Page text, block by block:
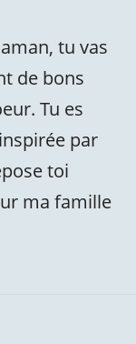
tu vas
de bons
Tu es
par
toi
ma famille